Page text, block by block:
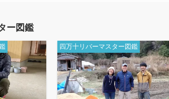
ー図鑑
四万十リバーマスター図鑑